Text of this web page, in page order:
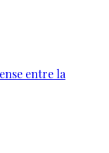
entre la